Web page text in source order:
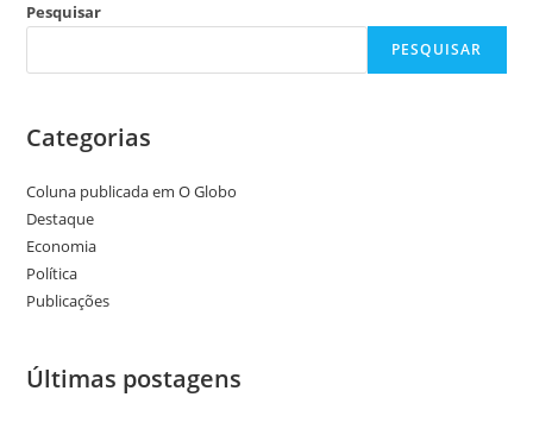
Pesquisar
PESQUISAR
Categorias
Coluna publicada em O Globo
Destaque
Economia
Política
Publicações
Últimas postagens